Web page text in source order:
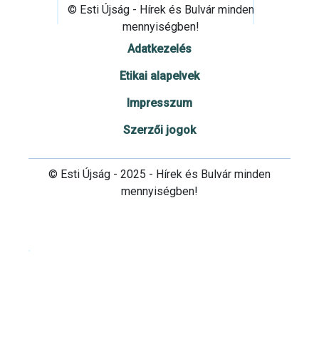
© Esti Újság - Hírek és Bulvár minden
mennyiségben!
Adatkezelés
Etikai alapelvek
Impresszum
Szerzői jogok
© Esti Újság - 2025 - Hírek és Bulvár minden
mennyiségben!